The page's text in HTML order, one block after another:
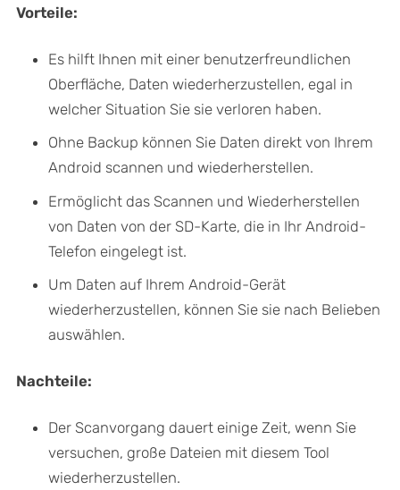
Vorteile:
Es hilft Ihnen mit einer benutzerfreundlichen
Oberfläche, Daten wiederherzustellen, egal in
welcher Situation Sie sie verloren haben.
Ohne Backup können Sie Daten direkt von Ihrem
Android scannen und wiederherstellen.
Ermöglicht das Scannen und Wiederherstellen
von Daten von der SD-Karte, die in Ihr Android-
Telefon eingelegt ist.
Um Daten auf Ihrem Android-Gerät
wiederherzustellen, können Sie sie nach Belieben
auswählen.
Nachteile:
Der Scanvorgang dauert einige Zeit, wenn Sie
versuchen, große Dateien mit diesem Tool
wiederherzustellen.